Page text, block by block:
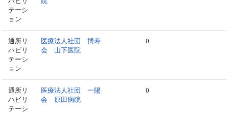
テーシ
ョン
通所リ
ハビリ
テーシ
ョン
医療法人社団 博寿
会 山下医院
0
通所リ
ハビリ
テーシ
医療法人社団 一陽
会 原田病院
0